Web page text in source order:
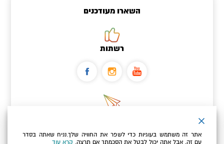
השארו מעודכנים
רשתות
כתובת הדוא"ל שלך
אתר זה משתמש בעוגיות כדי לשפר את החוויה שלך.נניח שאתה בסדר
עם זה, אבל אתה יכול לבטל את הסכמתך אם תרצה. קרא עוד